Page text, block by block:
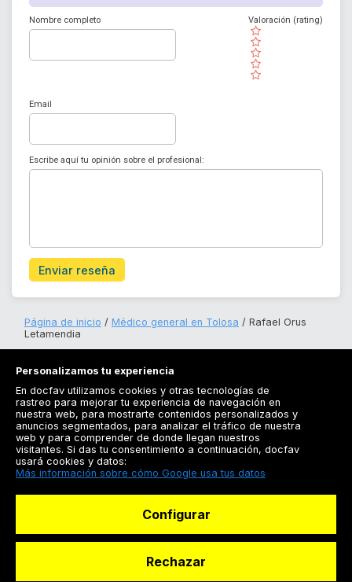
Nombre completo
( )
( )
( )
( )
( )
Valoración (rating)
Email
Escribe aquí tu opinión sobre el profesional:
Enviar reseña
Página de inicio Médico general en Tolosa
Rafael Orus
Letamendia
Registrarse
Docfav
Personalizamos tu experiencia
En docfav utilizamos cookies y otras tecnologías de
rastreo para mejorar tu experiencia de navegación en
nuestra web, para mostrarte contenidos personalizados y
anuncios segmentados, para analizar el tráfico de nuestra
web y para comprender de donde llegan nuestros
visitantes. Si das tu consentimiento a continuación, docfav
usará cookies y datos:
Más información sobre cómo Google usa tus datos
Configurar
Rechazar